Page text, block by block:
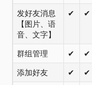
发好友消息
【图片、语
音、文字】
✔ ✔
群组管理
✔ ✔
添加好友
✔
✔